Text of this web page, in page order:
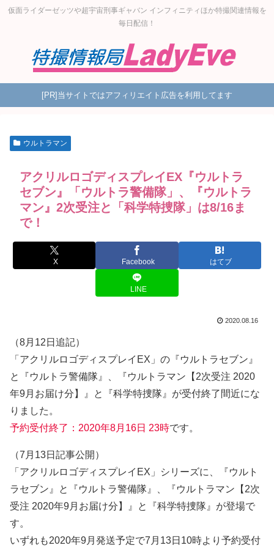
仮面ライダーゼッツや超宇宙刑事ギャバン インフィニティほか特撮関連情報を
毎日配信！
[PR]当サイトではアフィリエイト広告を利用してます
ウルトラマン
アクリルロゴディスプレイEX『ウルトラ
セブン』「ウルトラ警備隊」、『ウルトラ
マン』2次受注と「科学特捜隊」は8/16ま
で！
X Facebook はてブ
LINE
2020.08.16
（8月12日追記）
「アクリルロゴディスプレイEX」の『ウルトラセブン』
と『ウルトラ警備隊』、『ウルトラマン【2次受注 2020
年9月お届け分】』と『科学特捜隊』が受付終了間近にな
りました。
予約受付終了：2020年8月16日 23時です。
（7月13日記事公開）
「アクリルロゴディスプレイEX」シリーズに、『ウルト
ラセブン』と『ウルトラ警備隊』、『ウルトラマン【2次
受注 2020年9月お届け分】』と『科学特捜隊』が登場で
す。
いずれも2020年9月発送予定で7月13日10時より予約受付